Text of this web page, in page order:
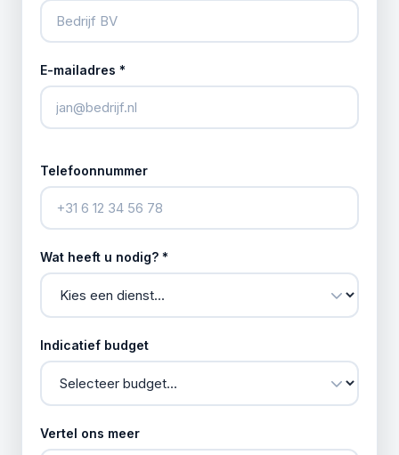
E-mailadres *
Telefoonnummer
Wat heeft u nodig? *
Indicatief budget
Vertel ons meer